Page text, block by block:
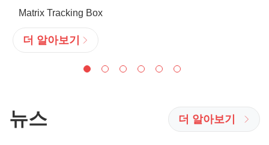
Matrix Tracking Box
더 알아보기
뉴스 더 알아보기